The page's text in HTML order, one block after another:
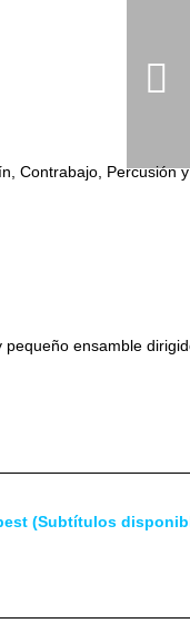
Contrabajo, Percusión
ensamble
(Subtítulos